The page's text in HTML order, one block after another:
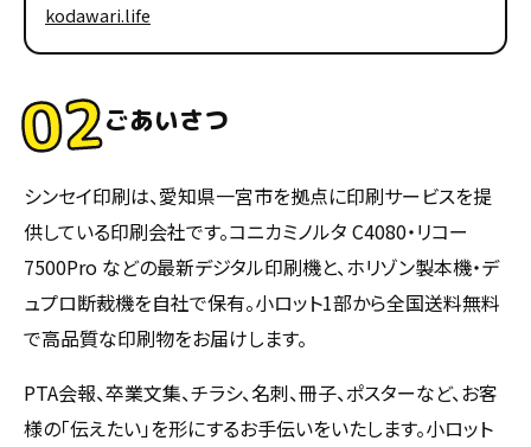
kodawari.life
02ごあいさつ
シンセイ印刷は、愛知県一宮市を拠点に印刷サービスを提
供している印刷会社です。コニカミノルタ C4080・リコー
7500Pro などの最新デジタル印刷機と、ホリゾン製本機・デ
ュプロ断裁機を自社で保有。小ロット1部から全国送料無料
で高品質な印刷物をお届けします。
PTA会報、卒業文集、チラシ、名刺、冊子、ポスターなど、お客
様の「伝えたい」を形にするお手伝いをいたします。小ロット